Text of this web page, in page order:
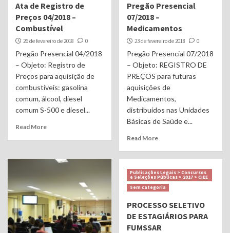
Ata de Registro de
Preços 04/2018 –
Combustível
26 de fevereiro de 2018 0
Pregão Presencial 04/2018
– Objeto: Registro de
Preços para aquisição de
combustíveis: gasolina
comum, álcool, diesel
comum S-500 e diesel...
Read More
Pregão Presencial
07/2018 –
Medicamentos
23 de fevereiro de 2018 0
Pregão Presencial 07/2018
– Objeto: REGISTRO DE
PREÇOS para futuras
aquisições de
Medicamentos,
distribuídos nas Unidades
Básicas de Saúde e...
Read More
Publicações Legais > Concursos
e Seleções Públicas > 2017 > CIEE
Sem categoria
PROCESSO SELETIVO
DE ESTAGIÁRIOS PARA
FUMSSAR